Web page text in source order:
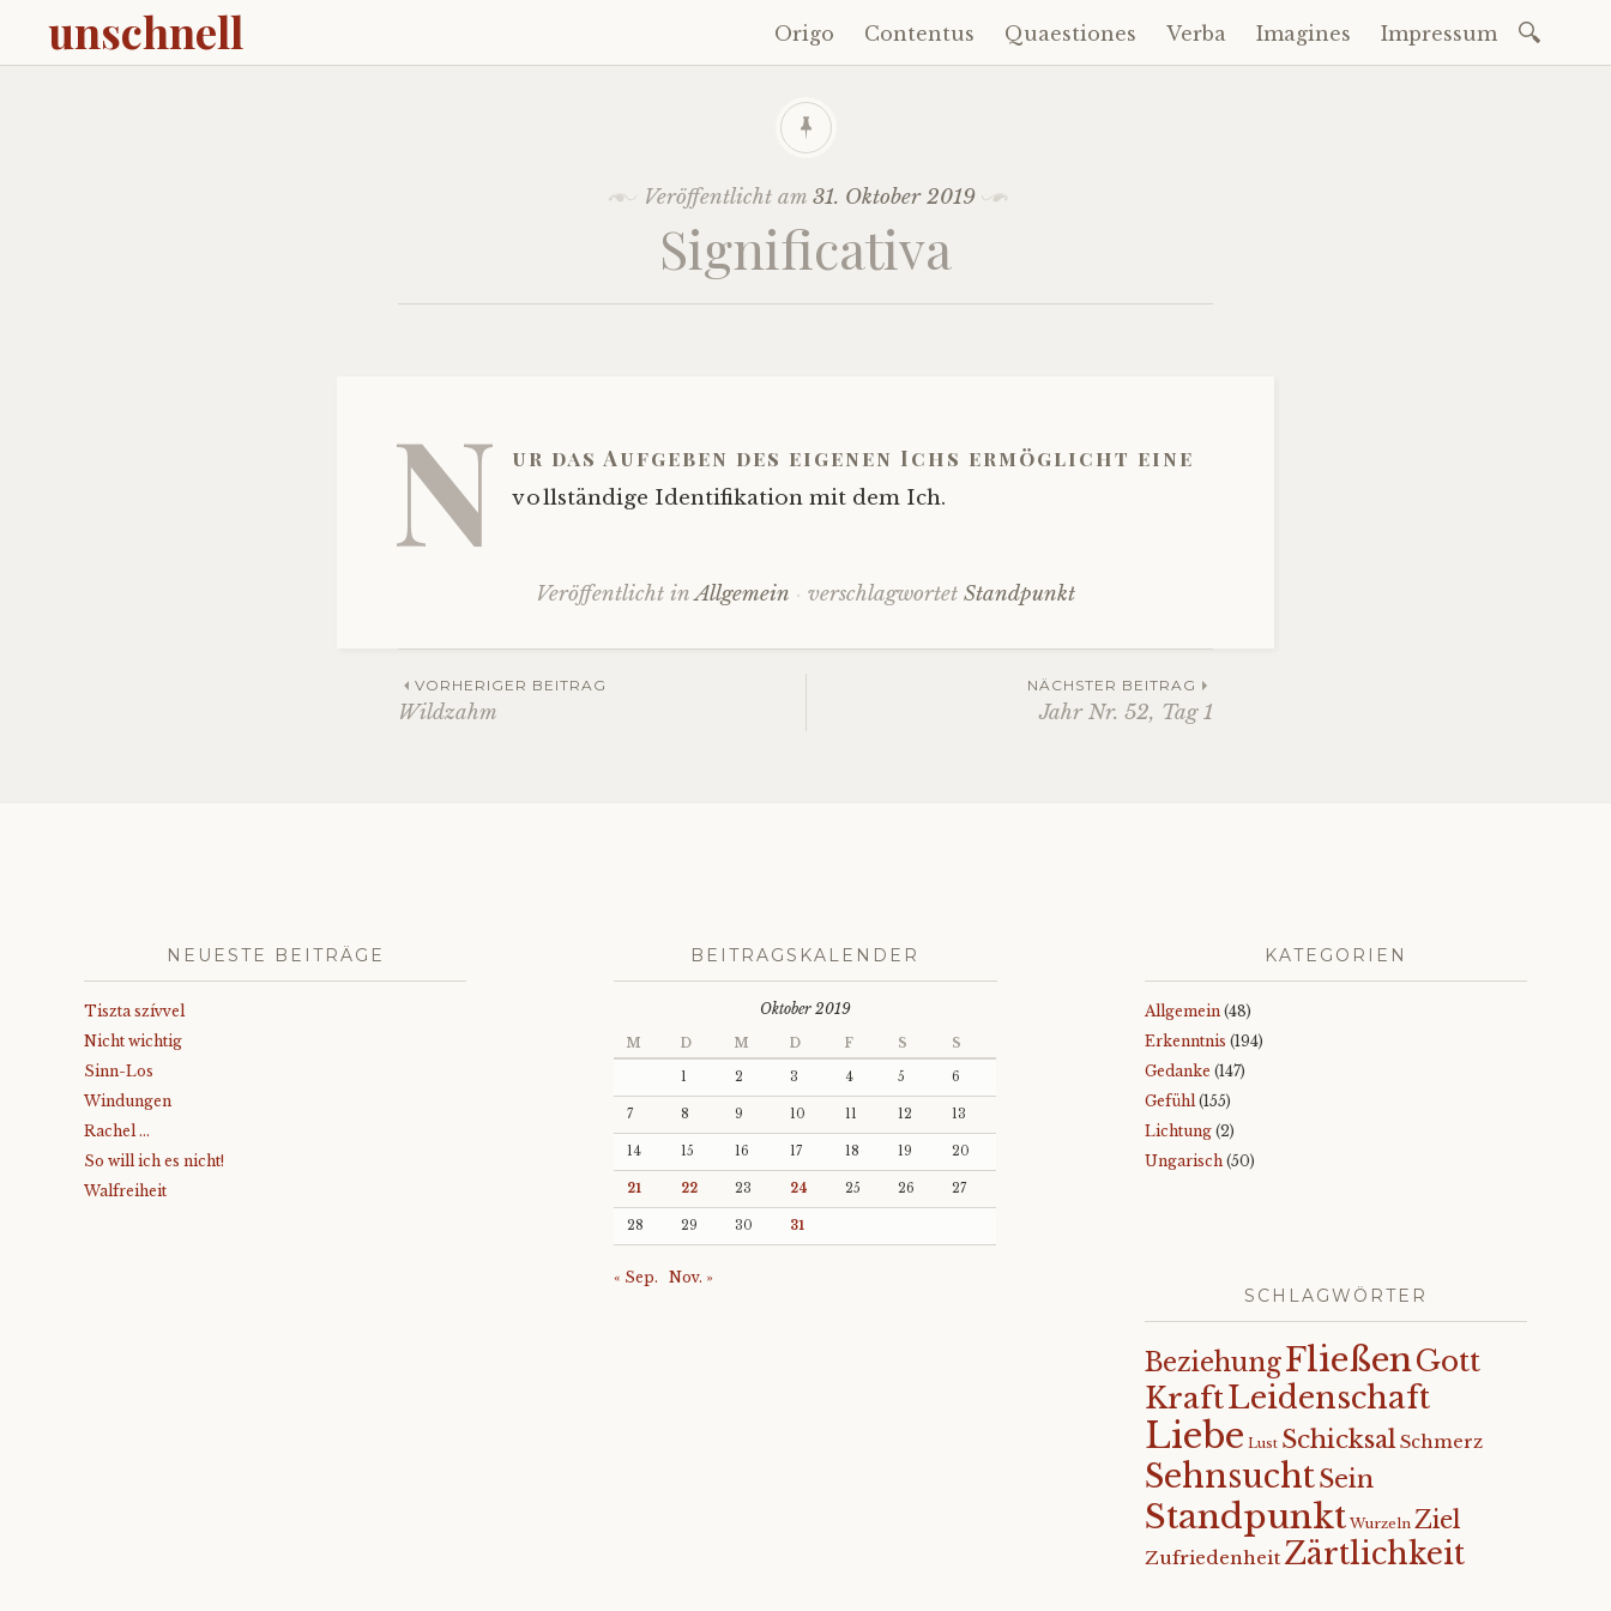
unschnell
Zum
Inhalt
springen
Origo Contentus Quaestiones Verba Imagines Impressum
Veröffentlicht am 31. Oktober 2019
Significativa
N ur das Aufgeben des eigenen Ichs ermöglicht eine
vollständige Identifikation mit dem Ich.
Veröffentlicht inAllgemein verschlagwortet Standpunkt
Beitrags-
VORHERIGER BEITRAG
Wildzahm
NÄCHSTER BEITRAG
Jahr Nr. 52, Tag 1
NEUESTE BEITRÄGE
Tiszta szívvel
Nicht wichtig
Sinn-Los
Windungen
Rachel …
So will ich es nicht!
Walfreiheit
BEITRAGSKALENDER
Oktober 2019
M D M D F S S
1 2 3 4 5 6
7 8 9 10 11 12 13
14 15 16 17 18 19 20
21 22 23 24 25 26 27
28 29 30 31
« Sep. Nov. »
KATEGORIEN
Allgemein(48)
Erkenntnis (194)
Gedanke (147)
Gefühl(155)
Lichtung(2)
Ungarisch(50)
SCHLAGWÖRTER
BeziehungFließenGott
KraftLeidenschaft
Liebe Lust SchicksalSchmerz
SehnsuchtSein
Standpunkt Wurzeln Ziel
ZufriedenheitZärtlichkeit